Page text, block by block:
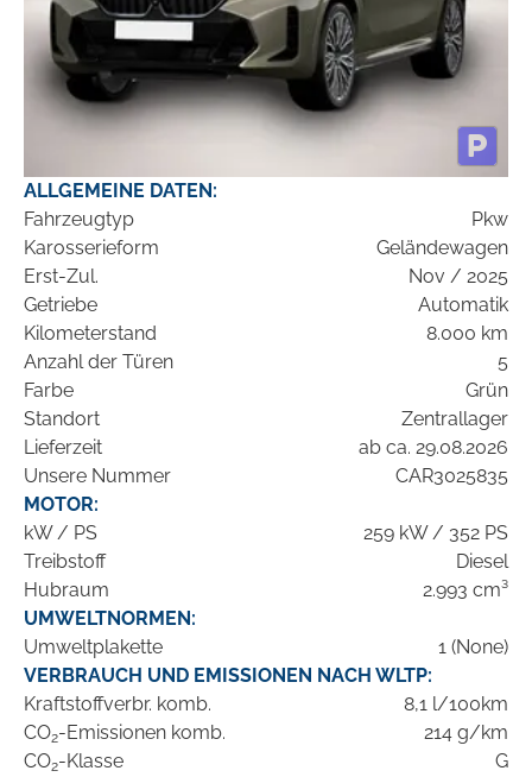
ALLGEMEINE DATEN:
Fahrzeugtyp
Pkw
Karosserieform
Geländewagen
Erst-Zul.
Nov / 2025
Getriebe
Automatik
Kilometerstand
8.000 km
Anzahl der Türen
5
Farbe
Grün
Standort
Zentrallager
Lieferzeit
ab ca. 29.08.2026
Unsere Nummer
CAR3025835
MOTOR:
kW / PS
259 kW / 352 PS
Treibstoff
Diesel
Hubraum
2.993 cm³
UMWELTNORMEN:
Umweltplakette
1 (None)
VERBRAUCH UND EMISSIONEN NACH WLTP:
Kraftstoffverbr. komb.
8,1 l/100km
CO2-Emissionen komb.
214 g/km
CO2-Klasse G